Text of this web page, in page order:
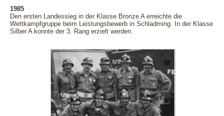
1985
Den ersten Landessieg in der Klasse Bronze A erreichte die
Wettkampfgruppe beim Leistungsbewerb in Schladming. In der Klasse
Silber A konnte der 3. Rang erzielt werden.